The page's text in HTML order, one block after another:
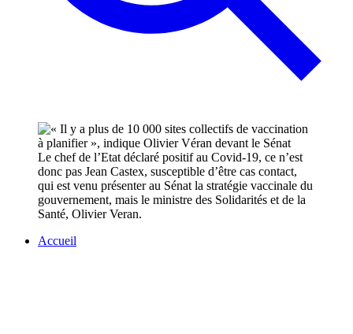
Le chef de l’Etat déclaré positif au Covid-19, ce n’est
donc pas Jean Castex, susceptible d’être cas contact,
qui est venu présenter au Sénat la stratégie vaccinale du
gouvernement, mais le ministre des Solidarités et de la
Santé, Olivier Veran.
Accueil